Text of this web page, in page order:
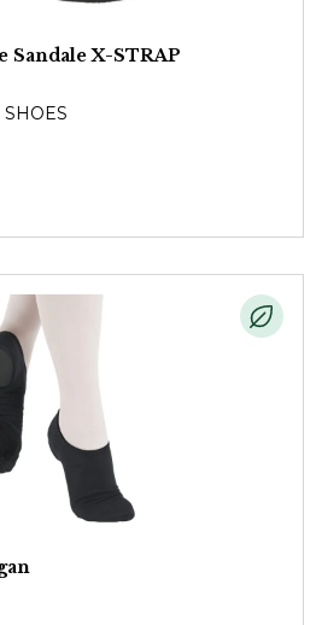
X-STRAP